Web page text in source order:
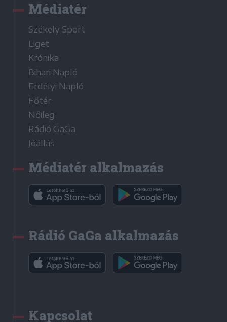
Médiatér
Székely Sport
Liget
Krónika
Bihari Napló
Erdélyi Napló
Főtér
Nőileg
Rádió GaGa
Jóállás
Médiatér alkalmazás
Rádió GaGa alkalmazás
Kapcsolat